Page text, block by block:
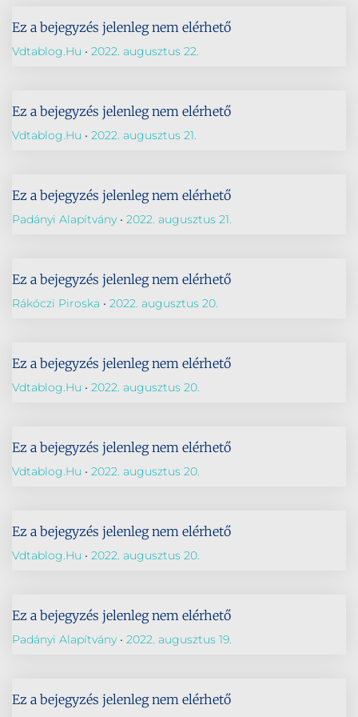
Ez a bejegyzés jelenleg nem elérhető
Vdtablog.hu 2022. augusztus 22.
Ez a bejegyzés jelenleg nem elérhető
Vdtablog.hu 2022. augusztus 21.
Ez a bejegyzés jelenleg nem elérhető
Padányi Alapítvány 2022. augusztus 21.
Ez a bejegyzés jelenleg nem elérhető
Rákóczi Piroska 2022. augusztus 20.
Ez a bejegyzés jelenleg nem elérhető
Vdtablog.hu 2022. augusztus 20.
Ez a bejegyzés jelenleg nem elérhető
Vdtablog.hu 2022. augusztus 20.
Ez a bejegyzés jelenleg nem elérhető
Vdtablog.hu 2022. augusztus 20.
Ez a bejegyzés jelenleg nem elérhető
Padányi Alapítvány 2022. augusztus 19.
Ez a bejegyzés jelenleg nem elérhető